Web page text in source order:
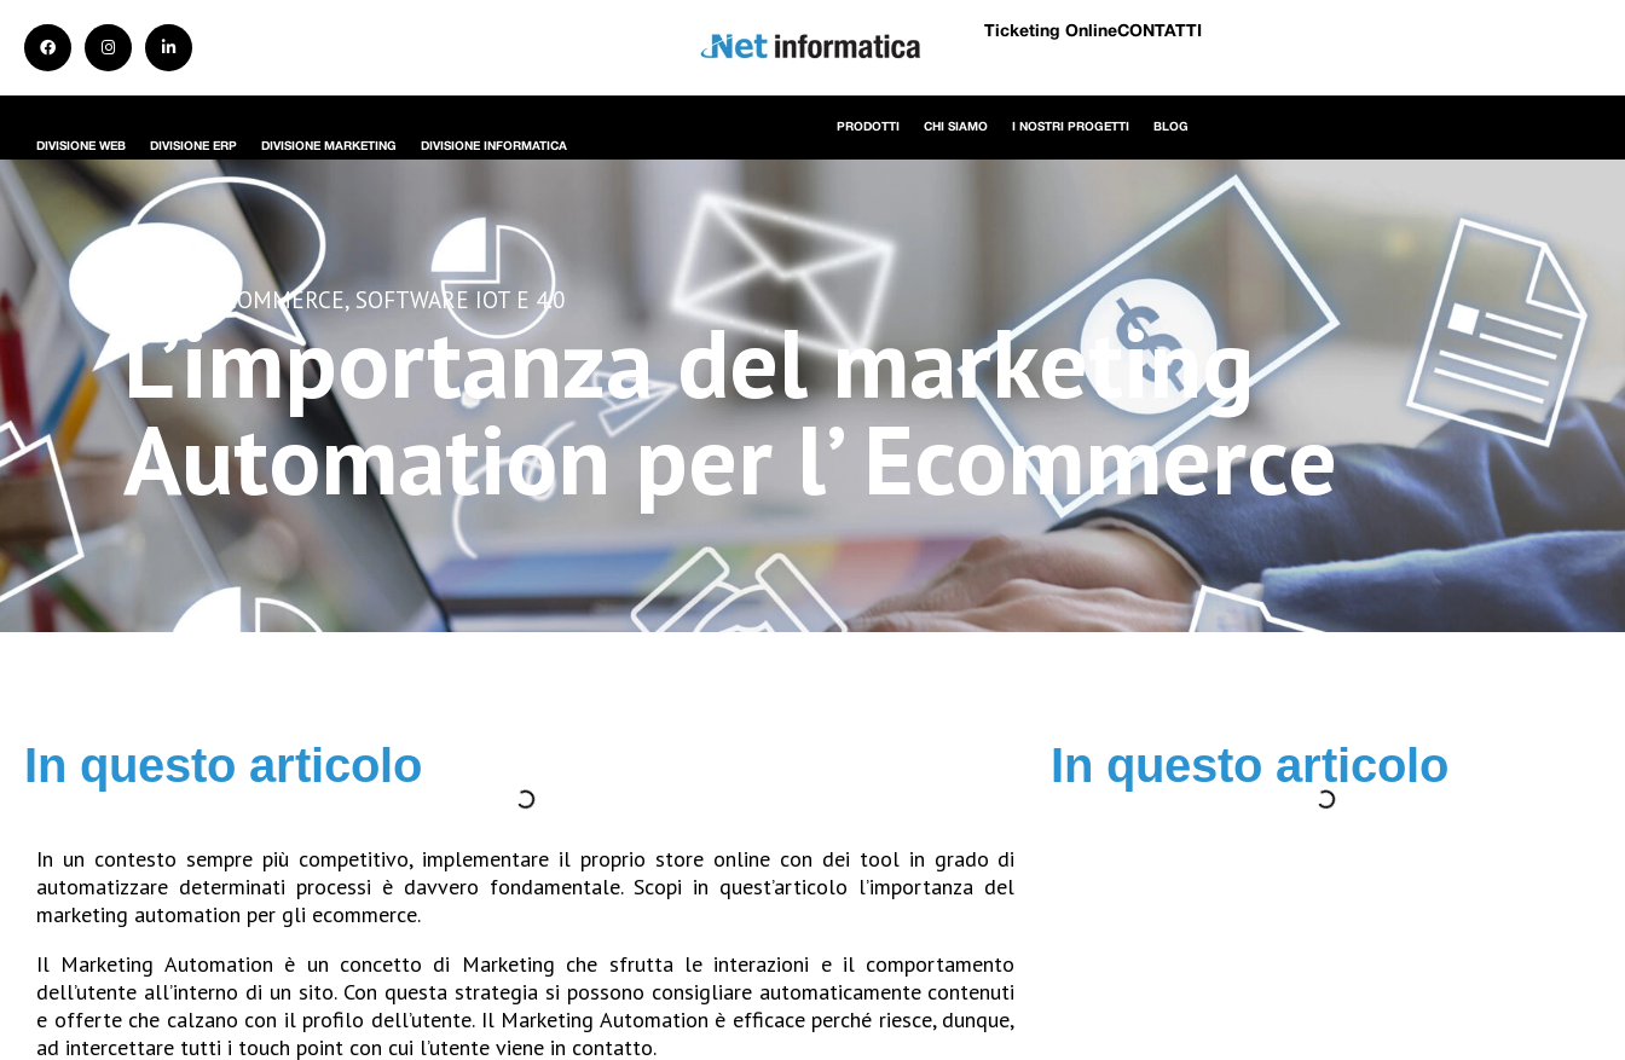
Ticketing OnlineCONTATTI
DIVISIONE WEB DIVISIONE ERP DIVISIONE MARKETING DIVISIONE INFORMATICA
PRODOTTI CHI SIAMO I NOSTRI PROGETTI BLOG
E-COMMERCE, SOFTWARE IOT E 4.0
L’importanza del marketing
Automation per l’ Ecommerce
In questo articolo
In un contesto sempre più competitivo, implementare il proprio store online con dei tool in grado di
automatizzare determinati processi è davvero fondamentale. Scopi in quest’articolo l’importanza del
marketing automation per gli ecommerce.
Il Marketing Automation è un concetto di Marketing che sfrutta le interazioni e il comportamento
dell’utente all’interno di un sito. Con questa strategia si possono consigliare automaticamente contenuti
e offerte che calzano con il profilo dell’utente. Il Marketing Automation è efficace perché riesce, dunque,
ad intercettare tutti i touch point con cui l’utente viene in contatto.
In questo articolo